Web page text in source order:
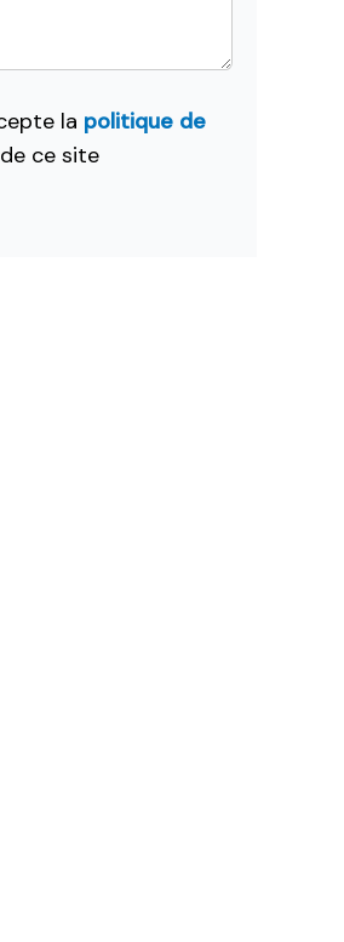
la politique de
de ce site